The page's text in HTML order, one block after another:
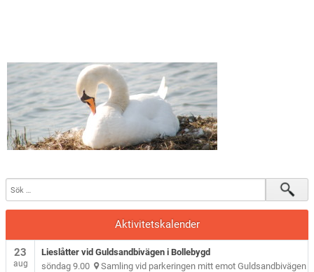
Aktivitetskalender
23
aug
Lieslåtter vid Guldsandbivägen i Bollebygd
söndag 9.00 Samling vid parkeringen mitt emot Guldsandbivägen